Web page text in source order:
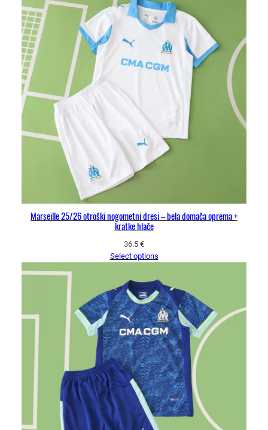
Marseille 25/26 otroški nogometni dresi – bela domača oprema +
kratke hlače
36.5 €
Select options